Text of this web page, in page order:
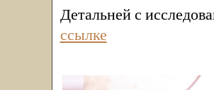
Детальней с
ссылке